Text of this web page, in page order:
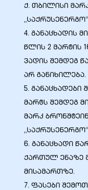
ქ. თბილისი
4. განაცხადის
წლის 2 მარტის
ვადის შემდეგ
არ განიხილება.
5. განაცხადები
მარტს შემდეგ
მარკ
6. განაცხადი
ქართულ ენაზე
მისამართზე.
7. ფასები